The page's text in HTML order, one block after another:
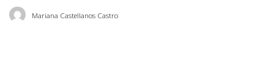
Mariana Castellanos Castro